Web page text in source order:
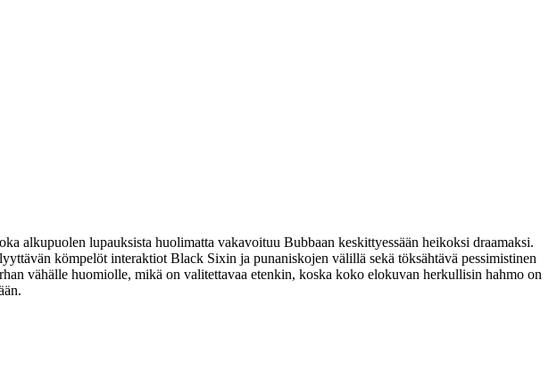
alkupuolen lupauksista huolimatta vakavoituu Bubbaan keskittyessään heikoksi draamaksi.
kömpelöt interaktiot Black Sixin ja punaniskojen välillä sekä töksähtävä pessimistinen
vähälle huomiolle, mikä on valitettavaa etenkin, koska koko elokuvan herkullisin hahmo on